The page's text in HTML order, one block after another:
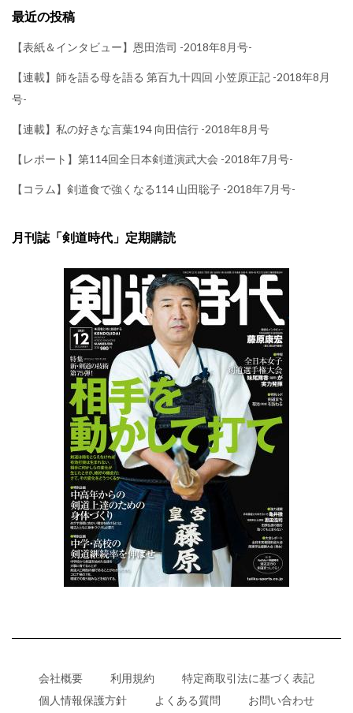
最近の投稿
【表紙＆インタビュー】恩田浩司 -2018年8月号-
【連載】師を語る母を語る 第百九十四回 小笠原正記 -2018年8月
号-
【連載】私の好きな言葉194 向田信行 -2018年8月号
【レポート】第114回全日本剣道演武大会 -2018年7月号-
【コラム】剣道食で強くなる114 山田聡子 -2018年7月号-
月刊誌「剣道時代」定期購読
会社概要 利用規約
特定商取引法に基づく表記
個人情報保護方針
よくある質問 お問い合わせ